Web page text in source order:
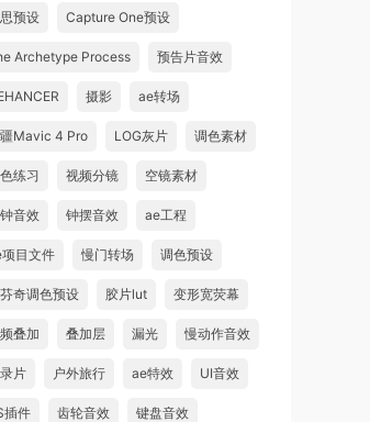
预设 Capture One预设
Archetype Process 预告片音效
摄影 ae转场
Mavic 4 Pro LOG灰片 调色素材
练习 视频分镜 空镜素材
音效 钟摆音效 ae工程
目文件 慢门转场 调色预设
奇调色预设 胶片lut 变形宽荧幕
叠加 叠加层 漏光 慢动作音效
片 户外旅行 ae特效 UI音效
插件 齿轮音效 键盘音效